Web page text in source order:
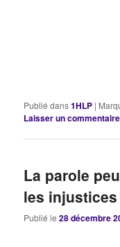
Publié dans1HLP |
Laisser un commentaire
La parole
les injustices
Publié le28 décembre